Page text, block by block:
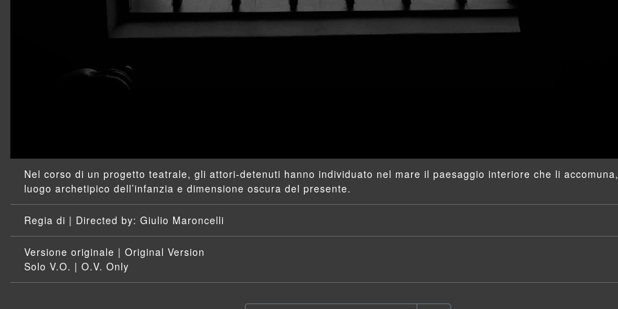
Nel corso di un progetto teatrale, gli attori-detenuti hanno individuato nel mare il paesaggio interiore che li
luogo archetipico dell’infanzia e dimensione oscura del presente.
: Giulio Maroncelli